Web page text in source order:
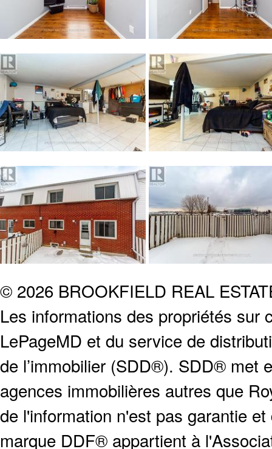
© 2026 BROOKFIELD REAL
Les informations des propriétés sur
LePageMD et du service de
de l’immobilier (SDD®). SDD® met
agences immobilières autres que
de l'information n'est pas garantie
marque DDF® appartient à